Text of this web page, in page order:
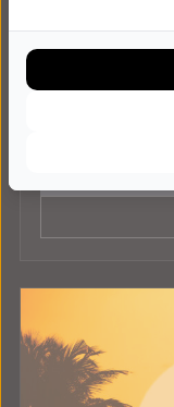
Blue Grass
Schouwburg
Tiel